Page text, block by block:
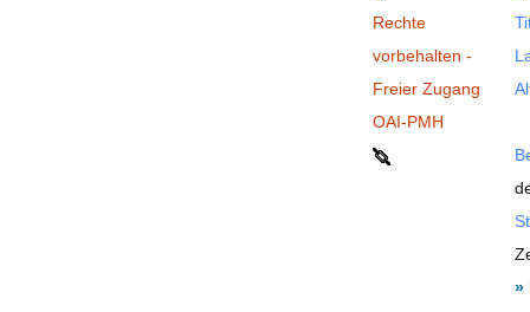
Rechte
vorbehalten -
Freier Zugang
OAI-PMH
»